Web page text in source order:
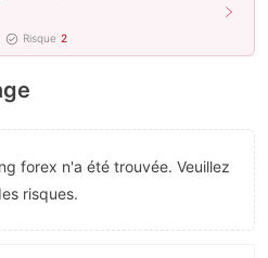
Risque 2
forex n'a été trouvée. Veuillez
risques.